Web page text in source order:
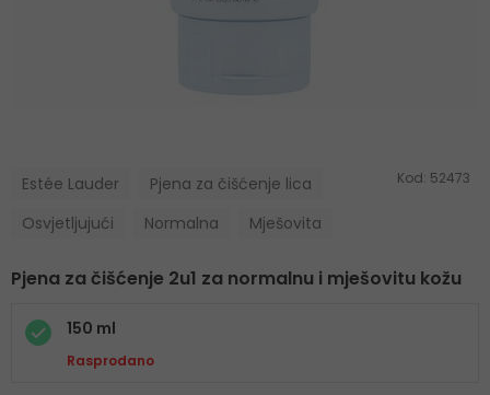
Estée Lauder
Pjena za čišćenje lica
Osvjetljujući
Normalna Mješovita
Kod: 52473
Pjena za čišćenje 2u1 za normalnu i mješovitu kožu
150 ml
Rasprodano